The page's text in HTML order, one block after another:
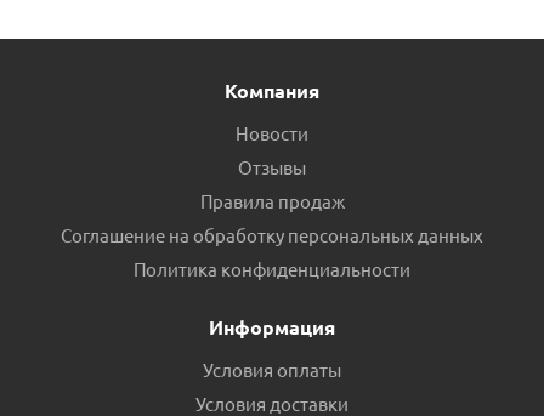
Есть в наличии (5)
Компания
Новости
Отзывы
Правила продаж
Соглашение на обработку персональных данных
Политика конфиденциальности
Информация
Условия оплаты
Условия доставки